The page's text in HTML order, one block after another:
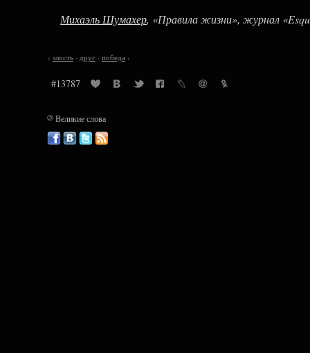
Михаэль Шумахер, «Правила жизни», журнал
‹ злость· друг· победа›
#13787
©Великие слова